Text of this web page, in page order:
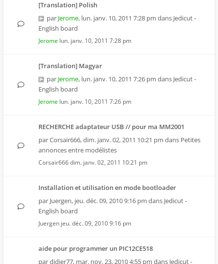
[Translation] Polish
par Jerome, lun. janv. 10, 2011 7:28 pm dans Jedicut -
English board
Jerome lun. janv. 10, 2011 7:28 pm
[Translation] Magyar
par Jerome, lun. janv. 10, 2011 7:26 pm dans Jedicut -
English board
Jerome lun. janv. 10, 2011 7:26 pm
RECHERCHE adaptateur USB // pour ma MM2001
parCorsair666,dim. janv. 02, 2011 10:21 pm dans Petites
annonces entre modélistes
Corsair666dim. janv. 02, 2011 10:21 pm
Installation et utilisation en mode bootloader
par Juergen, jeu. déc. 09, 2010 9:16 pm dans Jedicut -
English board
Juergen jeu. déc. 09, 2010 9:16 pm
aide pour programmer un PIC12CE518
pardidier77, mar. nov. 23, 2010 4:55 pm dans Jedicut -